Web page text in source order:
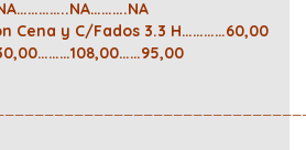
Cena y C/Fados 3.3 H…………60,00